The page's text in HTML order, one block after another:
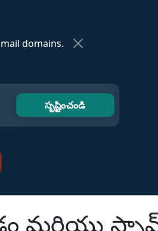
domains.
మరియు